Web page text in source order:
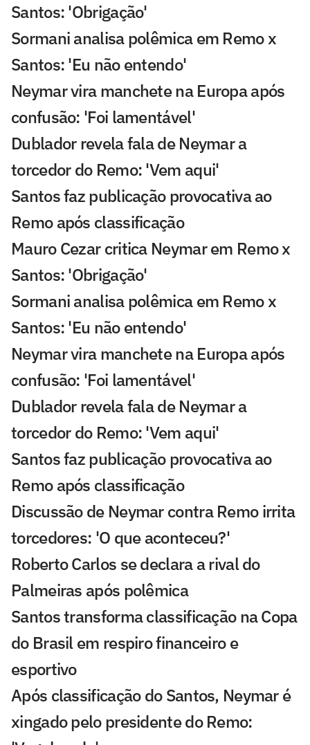
Santos: 'Obrigação'
Sormani analisa polêmica em Remo x
Santos: 'Eu não entendo'
Neymar vira manchete na Europa após
confusão: 'Foi lamentável'
Dublador revela fala de Neymar a
torcedor do Remo: 'Vem aqui'
Santos faz publicação provocativa ao
Remo após classificação
Mauro Cezar critica Neymar em Remo x
Santos: 'Obrigação'
Sormani analisa polêmica em Remo x
Santos: 'Eu não entendo'
Neymar vira manchete na Europa após
confusão: 'Foi lamentável'
Dublador revela fala de Neymar a
torcedor do Remo: 'Vem aqui'
Santos faz publicação provocativa ao
Remo após classificação
Discussão de Neymar contra Remo irrita
torcedores: 'O que aconteceu?'
Roberto Carlos se declara a rival do
Palmeiras após polêmica
Santos transforma classificação na Copa
do Brasil em respiro financeiro e
esportivo
Após classificação do Santos, Neymar é
xingado pelo presidente do Remo: